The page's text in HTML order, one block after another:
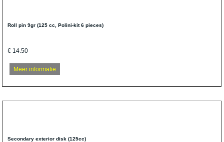
Roll pin 9gr (125 cc, Polini-kit 6 pieces)
€ 14.50
Meer informatie
Secondary exterior disk (125cc)